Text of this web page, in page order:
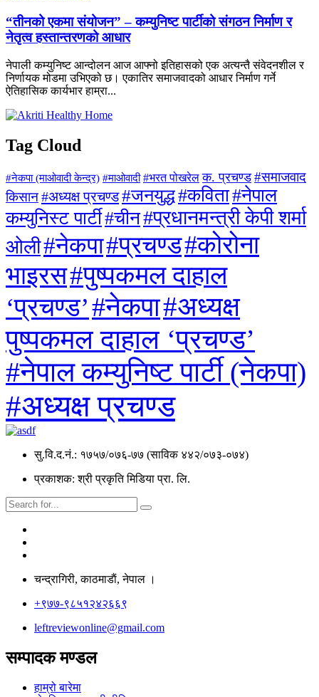
“तीनको एकमा संयोजन” – कम्युनिष्ट पार्टीको संगठन निर्माण र
नेतृत्व हस्तान्तरणको आधार
नेपाली कम्युनिष्ट आन्दोलन आज आफ्नो इतिहासको एक अत्यन्तै संवेदनशील र
निर्णायक मोडमा उभिएको छ। एकातिर समाजवादको आधार निर्माण गर्ने
ऐतिहासिक कार्यभार हाम्रा...
Tag Cloud
#नेकपा (माओवादी केन्द्र) #माओवादी #भरत पोखरेल क. प्रचण्ड #समाजवाद
किसान#अध्यक्ष प्रचण्ड#जनयुद्ध#कविता#नेपाल
कम्युनिस्ट पार्टी#चीन#प्रधानमन्त्री केपी शर्मा
ओली#नेकपा#प्रचण्ड#कोरोना
भाइरस#पुष्पकमल दाहाल
‘प्रचण्ड’#नेकपा#अध्यक्ष
पुष्पकमल दाहाल ‘प्रचण्ड’
#नेपाल कम्युनिष्ट पार्टी (नेकपा)
#अध्यक्ष प्रचण्ड
सु.वि.द.नं.: १७५७/०७६-७७ (साविक ४४२/०७३-०७४)
प्रकाशक: श्री प्रकृति मिडिया प्रा. लि.
चन्द्रागिरी, काठमाडाैं, नेपाल ।
+९७७-९८५१२४२६६९
leftreviewonline@gmail.com
सम्पादक मण्डल
हाम्रो बारेमा